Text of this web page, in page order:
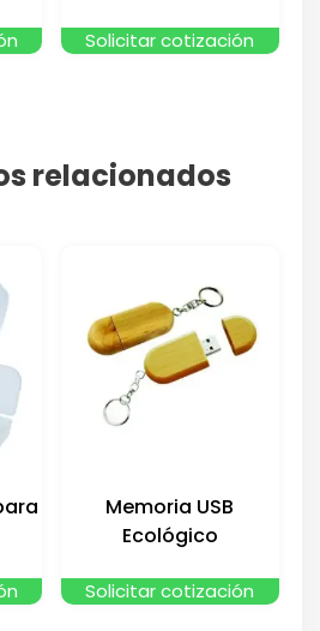
Solicitar cotización
relacionados
Memoria USB
Ecológico
Solicitar cotización